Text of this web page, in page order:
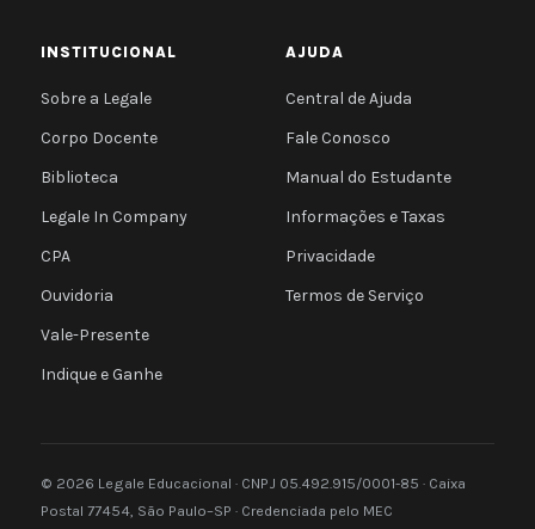
INSTITUCIONAL
Sobre a Legale
Corpo Docente
Biblioteca
Legale In Company
CPA
Ouvidoria
Vale-Presente
Indique e Ganhe
AJUDA
Central de Ajuda
Fale Conosco
Manual do Estudante
Informações e Taxas
Privacidade
Termos de Serviço
© 2026 Legale Educacional · CNPJ 05.492.915/0001-85 · Caixa
Postal 77454, São Paulo–SP · Credenciada pelo MEC